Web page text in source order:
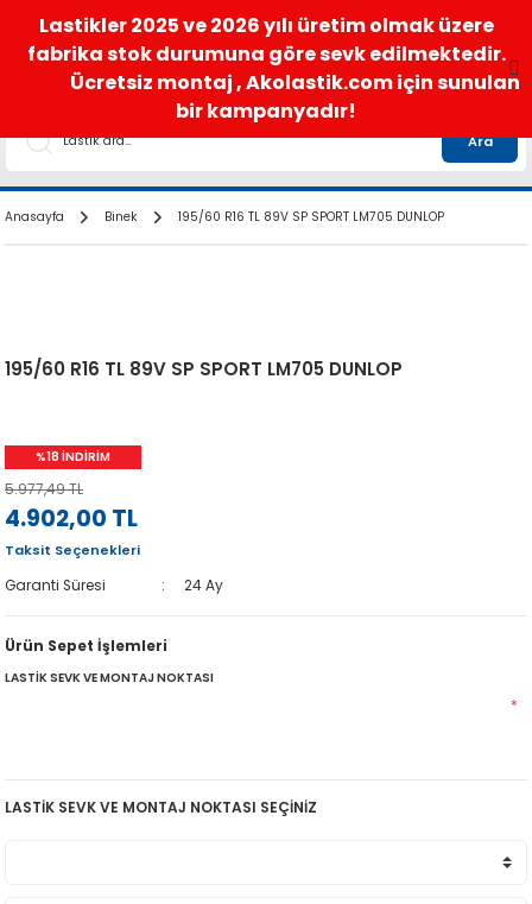
satis@akolastik.com 0 850 285 63 85
Ara
Anasayfa Binek 195/60 R16 TL 89V SP SPORT LM705 DUNLOP
195/60 R16 TL 89V SP SPORT LM705 DUNLOP
%18 İNDİRİM
5.977,49 TL
4.902,00 TL
Taksit Seçenekleri
Garanti Süresi
24 Ay
Ürün Sepet İşlemleri
LASTİK SEVK VE MONTAJ NOKTASI
*
LASTİK SEVK VE MONTAJ NOKTASI SEÇİNİZ
Lastikler 2025 ve 2026 yılı üretim olmak üzere
fabrika stok durumuna göre sevk edilmektedir.
Ücretsiz montaj , Akolastik.com için sunulan
bir kampanyadır!